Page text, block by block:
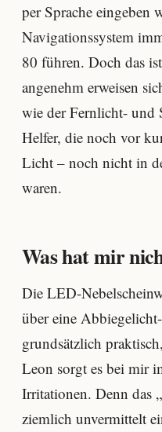
per Sprache eingeben
Navigationssystem
80 führen. Doch das
angenehm erweisen
wie der Fernlicht- und
Helfer, die noch vor
Licht – noch nicht in
waren.
Was hat mir
Die LED-
über eine
grundsätzlich
Leon sorgt es bei mir
Irritationen. Denn das
ziemlich unvermittelt